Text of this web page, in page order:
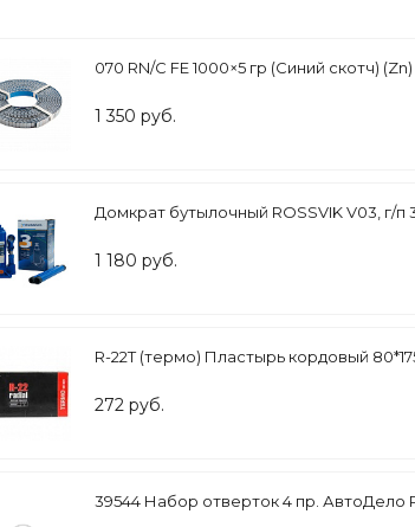
070 RN/C FE 1000×5 гр (Cиний скотч)
1 350 руб.
Домкрат бутылочный ROSSVIK V03, г/п
1 180 руб.
R-22Т (термо) Пластырь кордовый
272 руб.
39544 Набор отверток 4 пр. АвтоДело